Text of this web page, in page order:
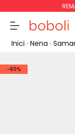
Inici Nena
-60%